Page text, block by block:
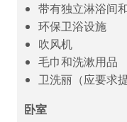
带有独立淋浴间
环保卫浴设施
吹风机
毛巾和洗漱用品
卫洗丽（应要求
卧室